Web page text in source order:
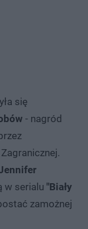
się
- nagród
w serialu "Biały
zamożnej